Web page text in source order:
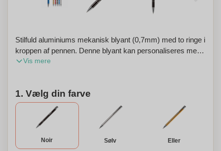
Stilfuld aluminiums mekanisk blyant (0,7mm) med to ringe i
kroppen af pennen. Denne blyant kan personaliseres med
en enkelt navneindgravering, tilgængelig for ordrer på
Vis mere
1. Vælg din farve
Noir Sølv Eller